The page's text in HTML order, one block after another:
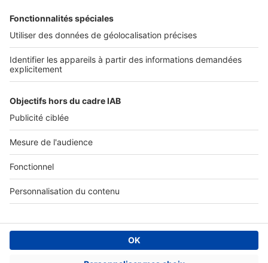
Tous nos services pro
Accès client
À DÉCOUVRIR
Annuaire des professionnels
Tout l'immobilier
Toutes les villes
Tous les départements
Toutes les régions
SeLoger © 1992 - 2023
Annonces Immobilières
Paramétrer mes cookies
Conditions Générales d'Utilisation